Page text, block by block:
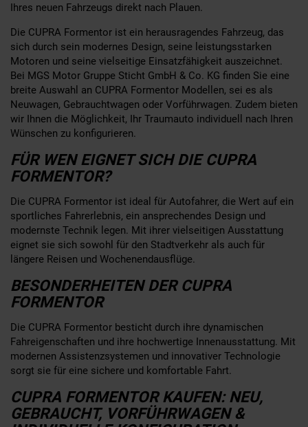
Ihres neuen Fahrzeugs direkt nach Plauen.
Die CUPRA Formentor ist ein herausragendes Fahrzeug, das
sich durch sein modernes Design, seine leistungsstarken
Motoren und seine vielseitige Einsatzfähigkeit auszeichnet.
Bei MGS Motor Gruppe Sticht GmbH & Co. KG finden Sie eine
breite Auswahl an CUPRA Formentor Modellen, sei es als
Neuwagen, Gebrauchtwagen oder Vorführwagen. Zudem bieten
wir Ihnen die Möglichkeit, Ihr Traumauto individuell nach Ihren
Wünschen zu konfigurieren.
FÜR WEN EIGNET SICH DIE CUPRA
FORMENTOR?
Die CUPRA Formentor ist ideal für Autofahrer, die Wert auf ein
sportliches Fahrerlebnis, ein ansprechendes Design und
modernste Technik legen. Mit ihrer vielseitigen Ausstattung
eignet sie sich sowohl für den Stadtverkehr als auch für
längere Reisen und Wochenendausflüge.
BESONDERHEITEN DER CUPRA
FORMENTOR
Die CUPRA Formentor besticht durch ihre dynamischen
Fahreigenschaften und ihre hochwertige Innenausstattung. Mit
modernen Assistenzsystemen und innovativer Technologie
sorgt sie für eine sichere und komfortable Fahrt.
CUPRA FORMENTOR KAUFEN: NEU,
GEBRAUCHT, VORFÜHRWAGEN &